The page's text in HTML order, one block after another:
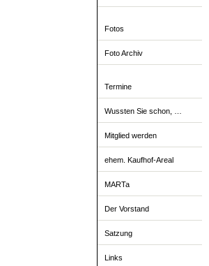
Fotos
Foto Archiv
Termine
Wussten Sie schon, …
Mitglied werden
ehem. Kaufhof-Areal
MARTa
Der Vorstand
Satzung
Links